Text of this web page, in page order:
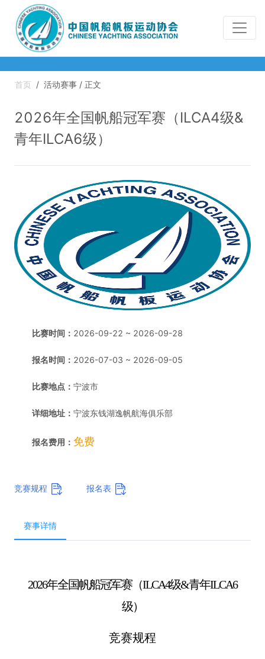
首页 / 活动赛事 / 正文
2026年全国帆船冠军赛（ILCA4级&
青年ILCA6级）
比赛时间： 2026-09-22 ~ 2026-09-28
报名时间： 2026-07-03 ~ 2026-09-05
比赛地点： 宁波市
详细地址： 宁波东钱湖逸帆航海俱乐部
报名费用： 免费
竞赛规程 报名表
赛事详情
2026年全国帆船冠军赛（ILCA4级&青年ILCA6
级）
竞赛规程